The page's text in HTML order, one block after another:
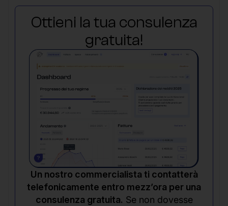
Ottieni la tua consulenza
gratuita!
Un nostro commercialista ti contatterà
telefonicamente entro mezz’ora per una
consulenza gratuita. Se non dovesse